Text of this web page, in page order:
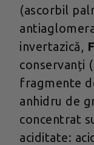
(ascorbil
invertazică,
conservanți
fragmente
anhidru de
concentrat
aciditate: